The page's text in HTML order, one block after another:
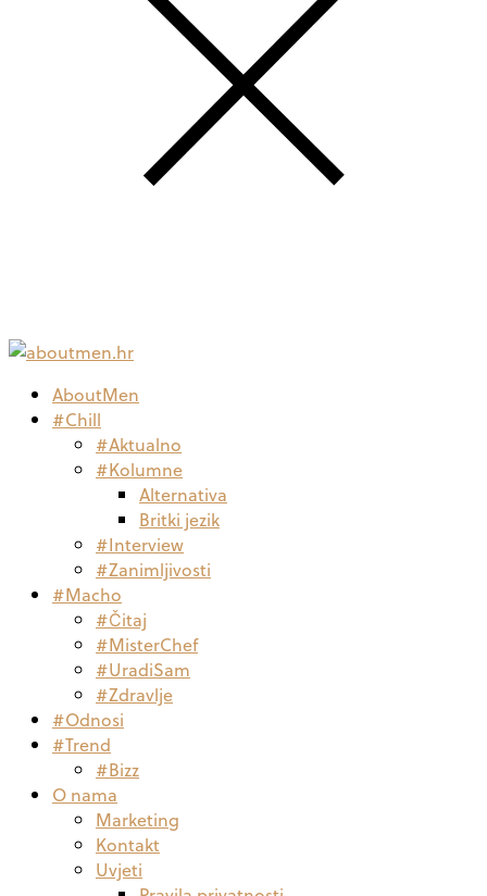
AboutMen
#Chill
#Aktualno
#Kolumne
Alternativa
Britki jezik
#Interview
#Zanimljivosti
#Macho
#Čitaj
#MisterChef
#UradiSam
#Zdravlje
#Odnosi
#Trend
#Bizz
O nama
Marketing
Kontakt
Uvjeti